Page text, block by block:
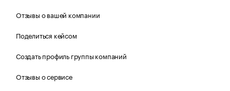
Отзывы о вашей компании
Поделиться кейсом
Создать профиль группы компаний
Отзывы о сервисе